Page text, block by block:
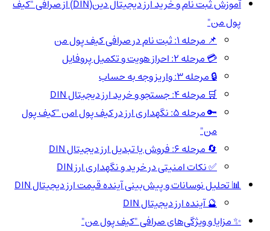
آموزش ثبت نام و خرید ارز دیجیتال دین(DIN) از صرافی "کیف
پول من"
📌 مرحله 1: ثبت نام در صرافی کیف پول من
💳 مرحله 2: احراز هویت و تکمیل پروفایل
🔒 مرحله 3: واریز وجه به حساب
🛒 مرحله 4: جستجو و خرید ارز دیجیتال DIN
🔑 مرحله 5: نگهداری ارز در کیف پول امن "کیف پول
من"
🔄 مرحله 6: فروش یا تبدیل ارز دیجیتال DIN
✅ نکات امنیتی در خرید و نگهداری ارز DIN
📊 تحلیل نوسانات و پیش‌بینی آینده قیمت ارز دیجیتال DIN
🔮 آینده ارز دیجیتال DIN
✨ مزایا و ویژگی‌های صرافی "کیف پول من"